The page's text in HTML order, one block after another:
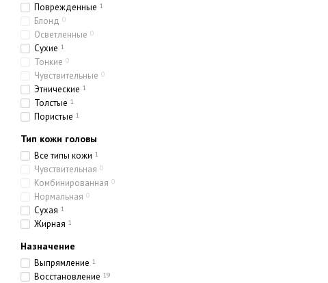
Поврежденные 1
Блонд 0
Осветленные 0
Сухие 1
Тонкие 0
Чувствительные 0
Этнические 1
Толстые 1
Пористые 1
Тип кожи головы
Все типы кожи 1
Чувствительная 0
Комбинированная 0
Нормальная 0
Сухая 1
Жирная 1
Назначение
Выпрямление 1
Восстановление 19